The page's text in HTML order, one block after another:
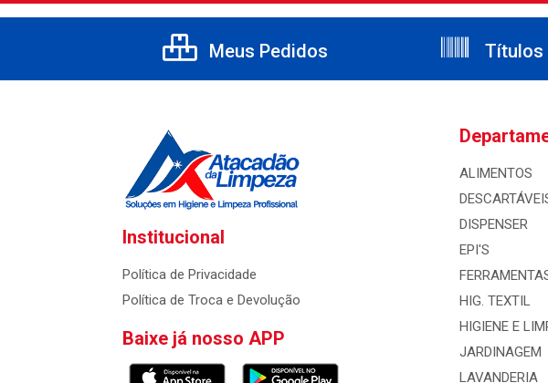
Meus Pedidos Títulos
Institucional
Política de Privacidade
Política de Troca e Devolução
Baixe já nosso APP
ALIMENTOS
DISPENSER
EPI'S
HIG. TEXTIL
HIGIENE E
JARDINAGEM
LAVANDERIA